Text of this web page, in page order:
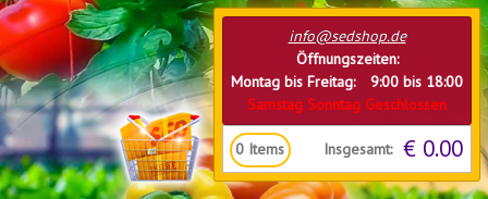
Direkt zum Inhalt
info@sedshop.de
Öffnungszeiten:
Montag bis Freitag: 9:00 bis 18:00
Samstag Sonntag Geschlossen
0 Items Insgesamt: € 0.00